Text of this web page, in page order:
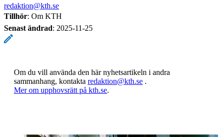
redaktion@kth.se
Tillhör: Om KTH
Senast ändrad: 2025-11-25
Om du vill använda den här nyhetsartikeln i andra
sammanhang, kontakta redaktion@kth.se .
​​​​​​​Mer om upphovsrätt på kth.se​​​​​​​​​​​​​​.